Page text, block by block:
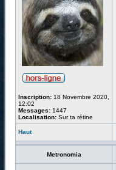
Inscription: 18 Novembre 2020,
12:02
Messages: 1447
Localisation: Sur ta rétine
Haut
Metronomia